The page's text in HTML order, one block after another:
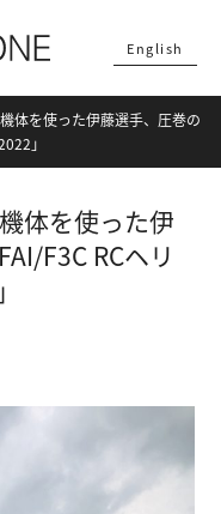
English
体を使った伊藤選手、圧巻の
」
体を使った伊
F3C RCヘリ